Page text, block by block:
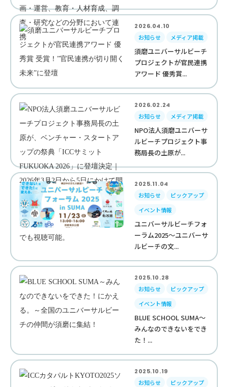
2026.04.10
お知らせ
メディア掲載
須磨ユニバーサルビーチ
プロジェクトが官民連携
アワード 優秀賞...
2026.02.24
お知らせ
メディア掲載
NPO法人須磨ユニバーサ
ルビーチプロジェクト事
務局長の土原が...
2025.11.04
お知らせ
ピックアップ
イベント情報
ユニバーサルビーチフォ
ーラム2025～ユニバーサ
ルビーチの文...
2025.10.28
お知らせ
ピックアップ
イベント情報
BLUE SCHOOL SUMA～
みんなのできないをでき
た！...
2025.10.19
お知らせ
ピックアップ